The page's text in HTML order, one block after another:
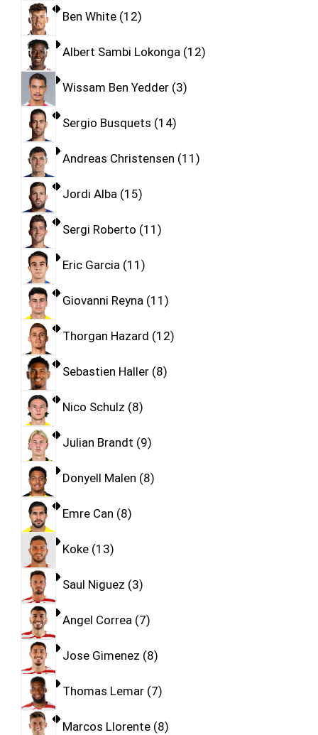
Ben White 12
Albert Sambi Lokonga 12
Wissam Ben Yedder 3
Sergio Busquets 14
Andreas Christensen 11
Jordi Alba 15
Sergi Roberto 11
Eric Garcia 11
Giovanni Reyna 11
Thorgan Hazard 12
Sebastien Haller 8
Nico Schulz 8
Julian Brandt 9
Donyell Malen 8
Emre Can 8
Koke 13
Saul Niguez 3
Angel Correa 7
Jose Gimenez 8
Thomas Lemar 7
Marcos Llorente 8